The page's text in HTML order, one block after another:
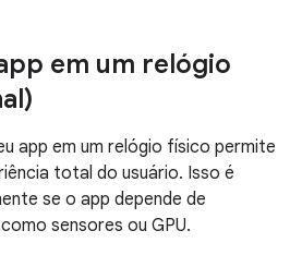
em um relógio
app em um relógio físico permite
total do usuário. Isso é
se o app depende de
sensores ou GPU.